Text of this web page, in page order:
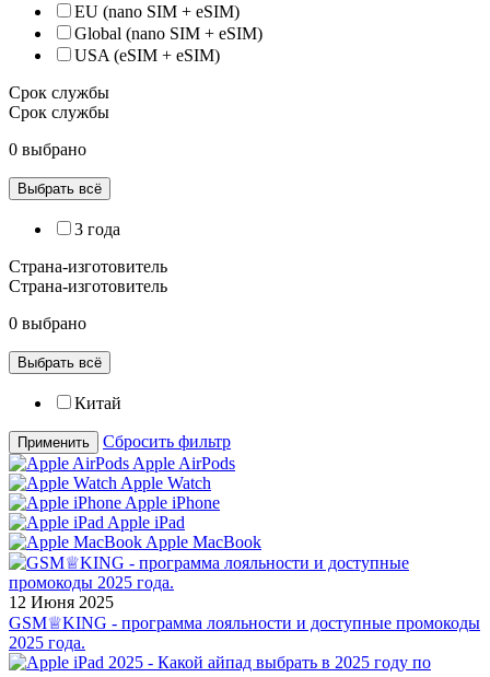
EU (nano SIM + eSIM)
Global (nano SIM + eSIM)
USA (eSIM + eSIM)
Срок службы
Срок службы
0 выбрано
Выбрать всё
3 года
Страна-изготовитель
Страна-изготовитель
0 выбрано
Выбрать всё
Китай
Применить
Сбросить фильтр
Apple AirPods
Apple Watch
Apple iPhone
Apple iPad
Apple MacBook
12 Июня 2025
GSM♕KING - программа лояльности и доступные промокоды
2025 года.